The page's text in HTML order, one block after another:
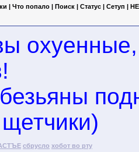
| Что попало | Поиск | Статус | Сетуп |
сбрусло хобот во рту